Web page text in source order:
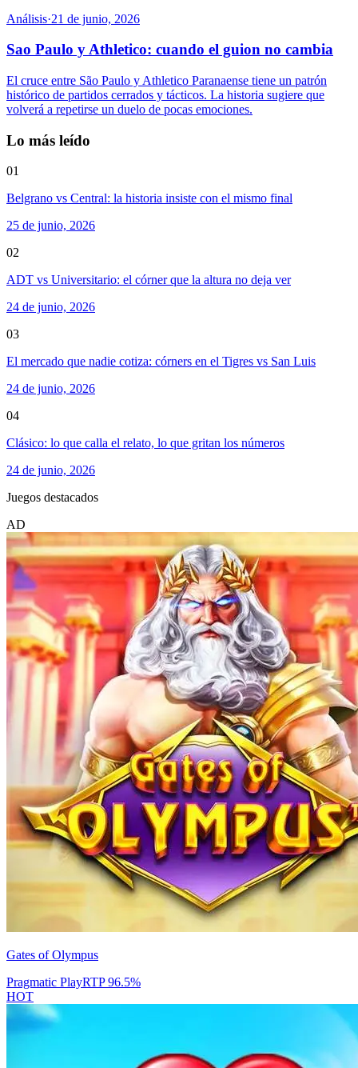
Análisis·21 de junio, 2026
Sao Paulo y Athletico: cuando el guion no cambia
El cruce entre São Paulo y Athletico Paranaense tiene un patrón
histórico de partidos cerrados y tácticos. La historia sugiere que
volverá a repetirse un duelo de pocas emociones.
Lo más leído
01
Belgrano vs Central: la historia insiste con el mismo final
25 de junio, 2026
02
ADT vs Universitario: el córner que la altura no deja ver
24 de junio, 2026
03
El mercado que nadie cotiza: córners en el Tigres vs San Luis
24 de junio, 2026
04
Clásico: lo que calla el relato, lo que gritan los números
24 de junio, 2026
Juegos destacados
AD
Gates of Olympus
Pragmatic PlayRTP96.5%
HOT